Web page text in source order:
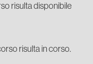
risulta disponibile
risulta in corso.